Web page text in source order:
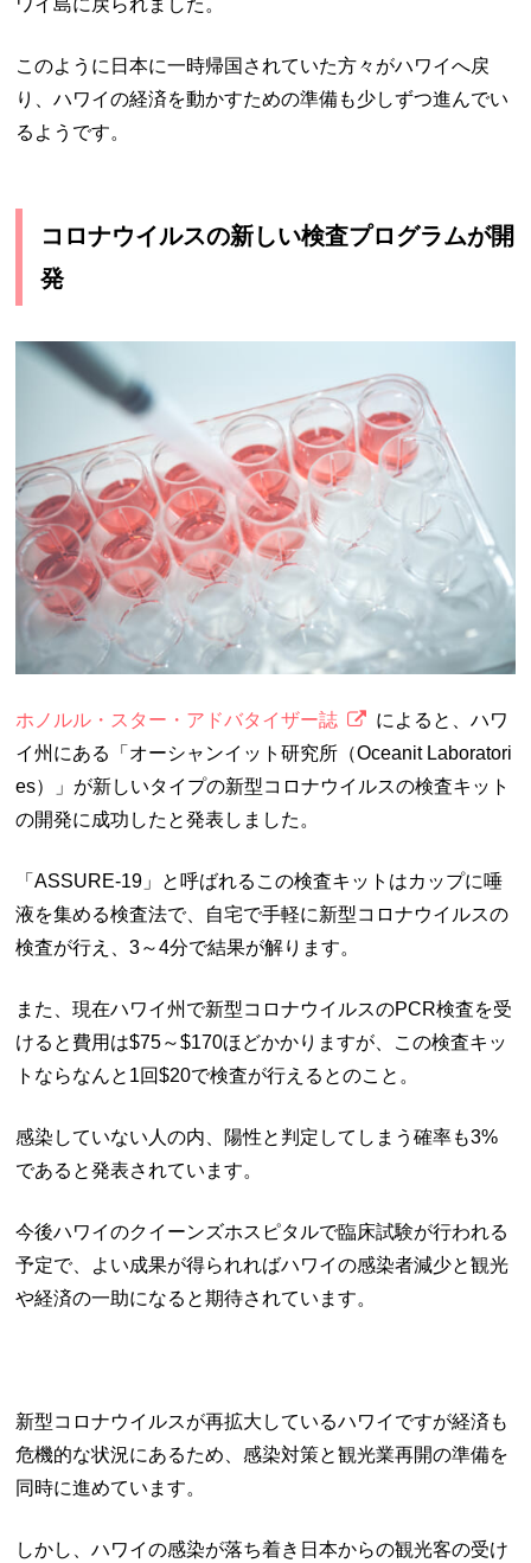
このように日本に一時帰国されていた方々がハワイへ戻
り、ハワイの経済を動かすための準備も少しずつ進んでい
るようです。
コロナウイルスの新しい検査プログラムが開
発
ホノルル・スター・アドバタイザー誌
によると、ハワ
イ州にある「オーシャンイット研究所（Oceanit Laboratori
es）」が新しいタイプの新型コロナウイルスの検査キット
の開発に成功したと発表しました。
「ASSURE-19」と呼ばれるこの検査キットはカップに唾
液を集める検査法で、自宅で手軽に新型コロナウイルスの
検査が行え、3～4分で結果が解ります。
また、現在ハワイ州で新型コロナウイルスのPCR検査を受
けると費用は$75～$170ほどかかりますが、この検査キッ
トならなんと1回$20で検査が行えるとのこと。
感染していない人の内、陽性と判定してしまう確率も3%
であると発表されています。
今後ハワイのクイーンズホスピタルで臨床試験が行われる
予定で、よい成果が得られればハワイの感染者減少と観光
や経済の一助になると期待されています。
新型コロナウイルスが再拡大しているハワイですが経済も
危機的な状況にあるため、感染対策と観光業再開の準備を
同時に進めています。
しかし、ハワイの感染が落ち着き日本からの観光客の受け